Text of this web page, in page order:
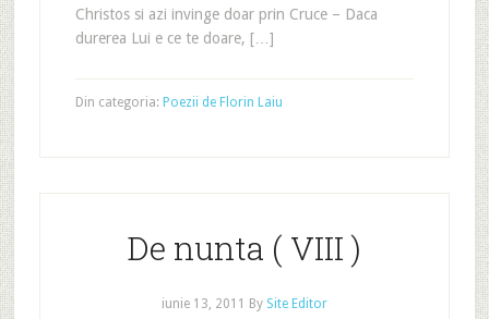
Christos si azi invinge doar prin Cruce – Daca
durerea Lui e ce te doare, […]
Din categoria: Poezii de Florin Laiu
De nunta ( VIII )
iunie 13, 2011 By Site Editor